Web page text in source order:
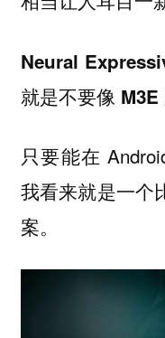
Neural
就是不要像 M3E
只要能在
我看来就是一个
案。